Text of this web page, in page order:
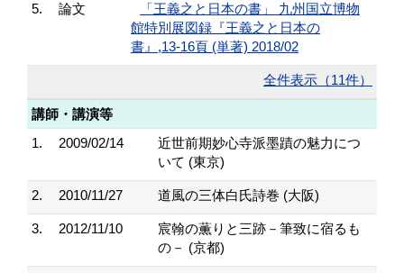
5. 論文
「王義之と日本の書」 九州国立博物
館特別展図録『王義之と日本の
書』,13-16頁 (単著) 2018/02
全件表示（11件）
講師・講演等
1.
2009/02/14
近世前期妙心寺派墨蹟の魅力につ
いて (東京)
2. 2010/11/27 道風の三体白氏詩巻 (大阪)
3. 2012/11/10
宸翰の薫りと三跡－筆致に宿るも
の－ (京都)